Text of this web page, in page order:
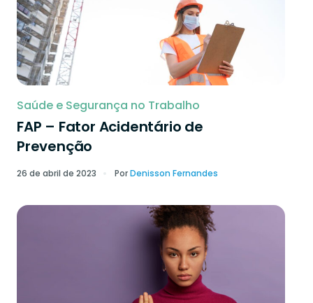
Saúde e Segurança no Trabalho
FAP – Fator Acidentário de
Prevenção
26 de abril de 2023 PorDenisson Fernandes